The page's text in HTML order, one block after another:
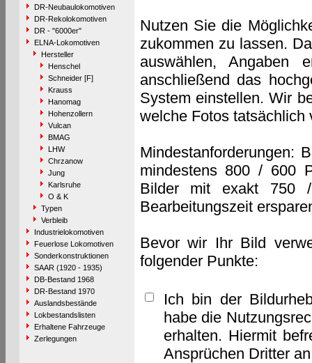
DR-Neubaulokomotiven
DR-Rekolokomotiven
DR - "6000er"
ELNA-Lokomotiven
Hersteller
Henschel
Schneider [F]
Krauss
Hanomag
Hohenzollern
Vulcan
BMAG
LHW
Chrzanow
Jung
Karlsruhe
O & K
Typen
Verbleib
Industrielokomotiven
Feuerlose Lokomotiven
Sonderkonstruktionen
SAAR (1920 - 1935)
DB-Bestand 1968
DR-Bestand 1970
Auslandsbestände
Lokbestandslisten
Erhaltene Fahrzeuge
Zerlegungen
Nutzen Sie die
zukommen zu lassen.
auswählen, Angaben
anschließend das
System einstellen. Wir
welche Fotos tatsächlich
Mindestanforderungen:
mindestens 800 / 600
Bilder mit exakt 750
Bearbeitungszeit
Bevor wir Ihr Bild
folgender Punkte:
Ich bin der
habe die
erhalten. Hiermit
Ansprüchen Dritter